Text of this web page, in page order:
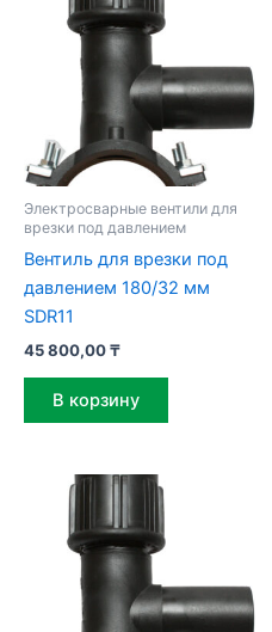
Электросварные вентили для
врезки под давлением
Вентиль для врезки под
давлением 180/32 мм
SDR11
45 800,00₸
В корзину